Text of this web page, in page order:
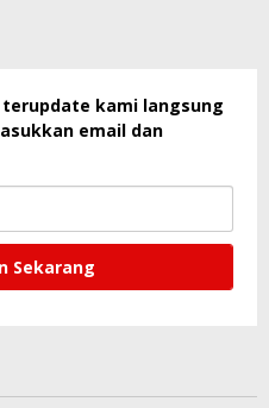
kami langsung
email dan